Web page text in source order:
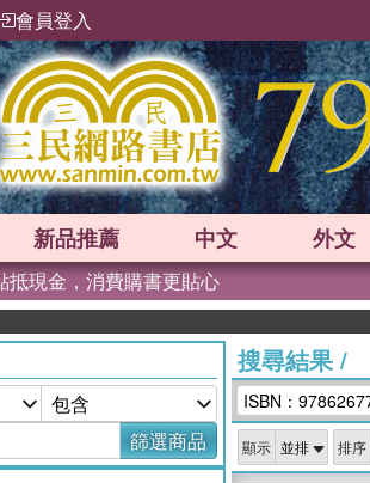
會員登入
新品推薦 中文 外文
抵現金，消費購書更貼心
篩選商品
搜尋結果/
ISBN：
顯示 排序